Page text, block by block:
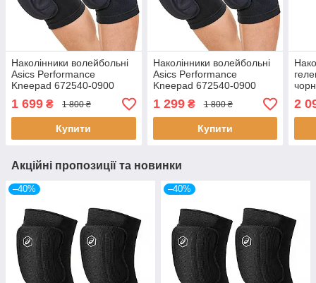
Наколінники волейбольні
Asics Performance
Kneepad 672540-0900
(розмір L)
1 699 ₴ 1 800 ₴
Купити
Наколінники волейбольні
Asics Performance
Kneepad 672540-0900
(розмір S)
1 299₴ 1 800 ₴
Купити
2
Акційні пропозиції та новинки
–40% –40%